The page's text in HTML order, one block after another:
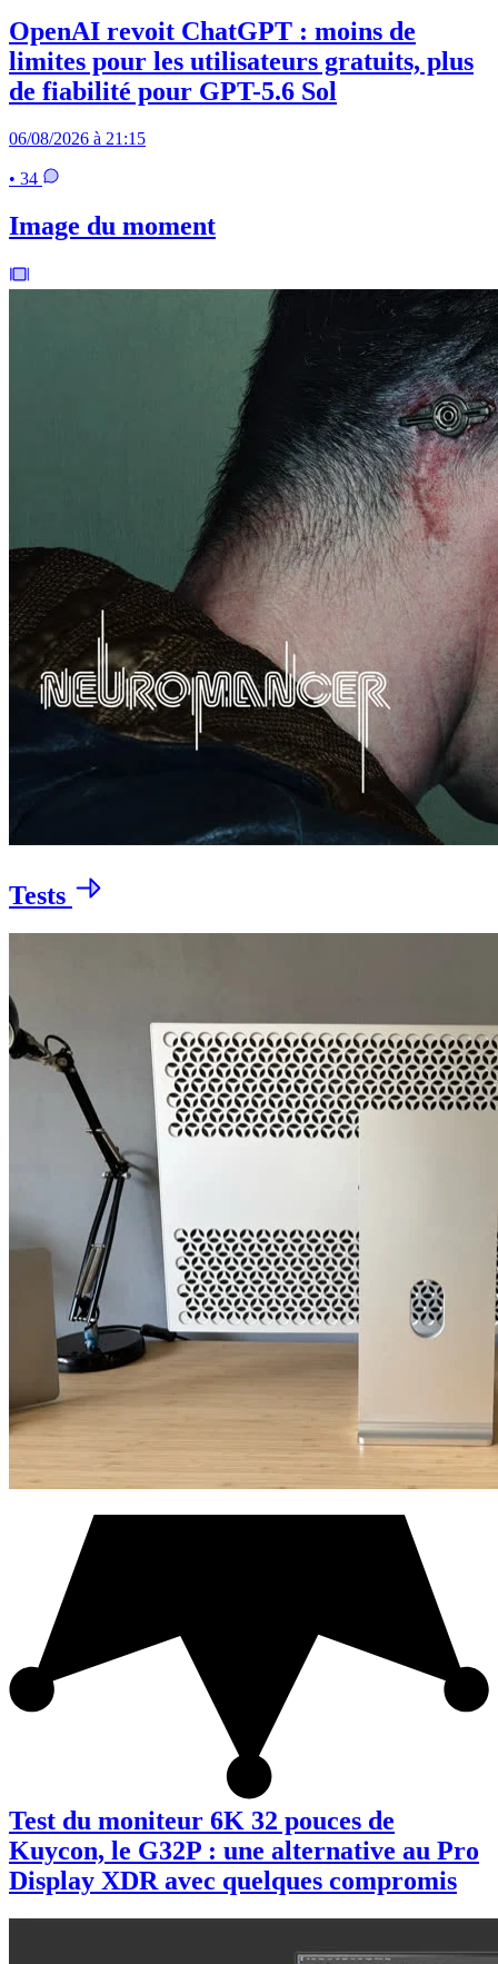
OpenAI revoit ChatGPT : moins de
limites pour les utilisateurs gratuits, plus
de fiabilité pour GPT-5.6 Sol
06/08/2026 à 21:15
• 34
Image du moment
Tests
Test du moniteur 6K 32 pouces de
Kuycon, le G32P : une alternative au Pro
Display XDR avec quelques compromis